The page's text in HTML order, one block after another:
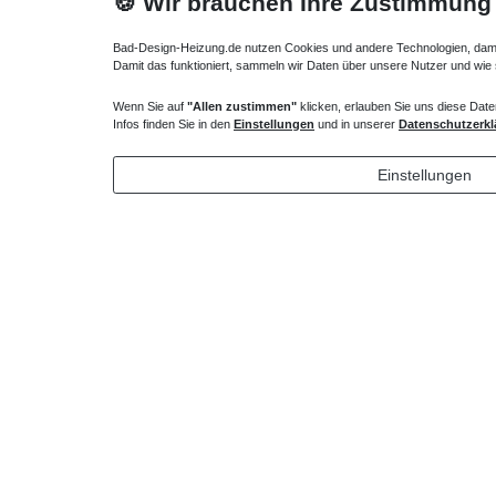
Bad-Design-Heizung.de nutzen Cookies und andere Technologien,
Damit das funktioniert, sammeln wir Daten über unsere Nutzer und
Wenn Sie auf "Allen zustimmen" klicken, erlauben Sie uns diese
Infos finden Sie in den Einstellungen und in unserer
Einstellungen